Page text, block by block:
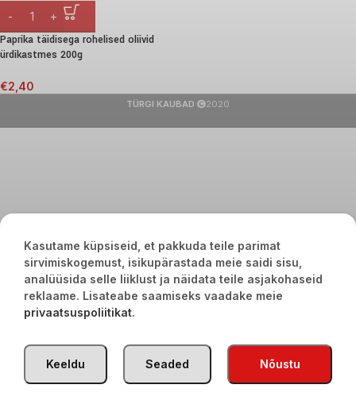
Paprika täidisega rohelised oliivid
ürdikastmes 200g
€2,40
TÜRGI KAUBAD 2020
Kasutame küpsiseid, et pakkuda teile parimat
sirvimiskogemust, isikupärastada meie saidi sisu,
analüüsida selle liiklust ja näidata teile asjakohaseid
reklaame. Lisateabe saamiseks vaadake meie
privaatsuspoliitikat.
Nõustu
Seaded
Keeldu